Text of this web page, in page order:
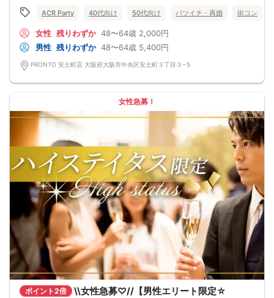
ACR Party 40代向け 50代向け バツイチ・再婚 街コン
女性 残りわずか 48〜64歳 2,000円
男性 残りわずか 48〜64歳 5,400円
PRONTO 安土町店 大阪府大阪市中央区安土町３丁目３−5
女性急募！
ポイント2倍
\\女性急募♡//【男性エリート限定☆